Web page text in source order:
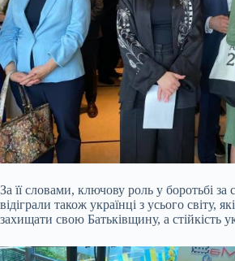
За її словами, ключову роль у боротьбі за
відіграли також українці з усього світу,
захищати свою Батьківщину, а стійкість